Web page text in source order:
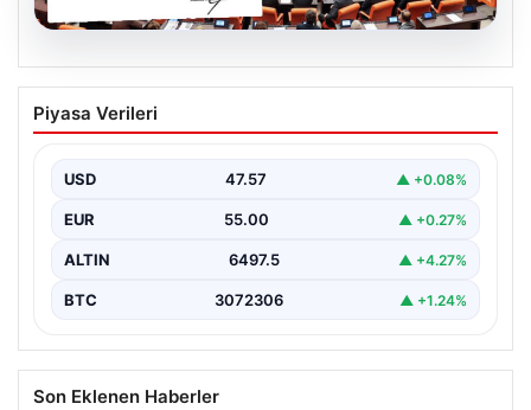
05.08.2026
Terörle Mücadelede Tarihi Adım: Yeni
Çerçeve Yasa Teklifi TBMM’ye Sunuldu
güçlendirmeye yönelik kapsamlı bir hukuki altyapı
oluşturmak…
Piyasa Verileri
USD 47.57 ▲ +0.08%
EUR 55.00 ▲ +0.27%
ALTIN 6497.5 ▲ +4.27%
BTC 3072306 ▲ +1.24%
Son Eklenen Haberler